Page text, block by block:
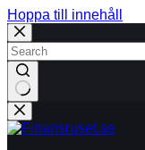
Hoppa till innehåll
Inga
resultat